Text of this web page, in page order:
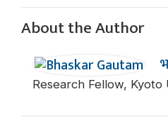
About the Author
Research Fellow, Kyoto